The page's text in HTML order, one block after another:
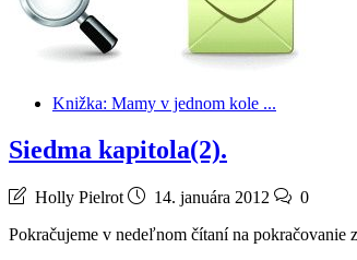
Knižka: Mamy v jednom kole ...
Siedma kapitola(2).
Holly Pielrot 14. januára 2012
0
Pokračujeme v nedeľnom čítaní na